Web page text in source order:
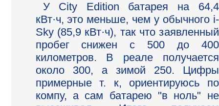
У City Edition батарея на 64,4
кВт·ч, это меньше, чем у обычного i-
Sky (85,9 кВт·ч), так что заявленный
пробег снижен с 500 до 400
километров. В реале получается
около 300, а зимой 250. Цифры
примерные т. к, ориентируюсь по
компу, а сам батарею "в ноль" не